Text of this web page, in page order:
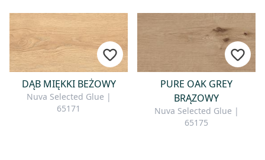
DĄB MIĘKKI BEŻOWY
Nuva Selected Glue |
65171
PURE OAK GREY
BRĄZOWY
Nuva Selected Glue |
65175